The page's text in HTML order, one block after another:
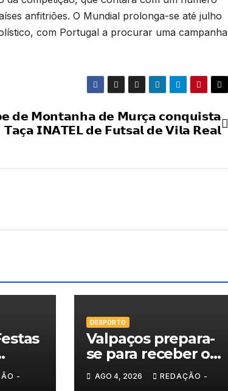
anfitriões. O Mundial prolonga-se até julho
com Portugal a procurar uma campanha
𝗱𝗲 𝗠𝗼𝗻𝘁𝗮𝗻𝗵𝗮 𝗱𝗲 𝗠𝘂𝗿𝗰̧𝗮 𝗰𝗼𝗻𝗾𝘂𝗶𝘀𝘁𝗮
𝗧𝗮𝗰̧𝗮 𝗜𝗡𝗔𝗧𝗘𝗟 𝗱𝗲 𝗙𝘂𝘁𝘀𝗮𝗹 𝗱𝗲 𝗩𝗶𝗹𝗮 𝗥𝗲𝗮𝗹
do
-
DESPORTO
Valpaços prepara-
se para receber o
Super Enduro
AGO 4, 2026 REDAÇÃO -